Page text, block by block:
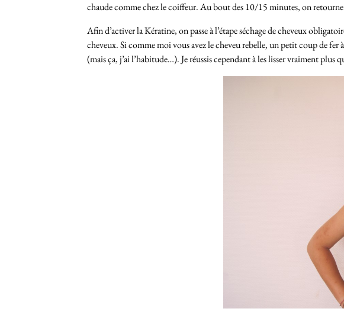
chaude comme chez le coiffeur. Au bout des 10/15 minutes, on retourne
Afin d’activer la Kératine, on passe à l’étape séchage de cheveux
cheveux. Si comme moi vous avez le cheveu rebelle, un petit coup de fer
(mais ça, j’ai l’habitude…). Je réussis cependant à les lisser vraiment